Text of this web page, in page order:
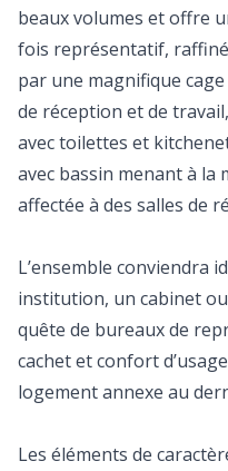
beaux volumes et offre
fois représentatif,
par une magnifique cage
de réception et de
avec toilettes et
avec bassin menant à la
affectée à des salles de
L’ensemble conviendra
institution, un cabinet
quête de bureaux de
cachet et confort
logement annexe au
Les éléments de